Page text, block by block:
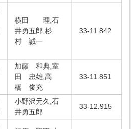
横田 理,石
井勇五郎,杉
村 誠一
33-11.842
加藤 和典,室
田 忠雄,高
橋 俊充
33-11.851
小野沢元久,石
井勇五郎
33-12.915